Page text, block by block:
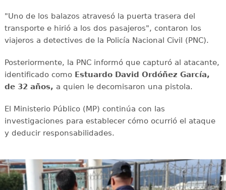
"Uno de los balazos atravesó la puerta trasera del
transporte e hirió a los dos pasajeros", contaron los
viajeros a detectives de la Policía Nacional Civil (PNC).
Posteriormente, la PNC informó que capturó al atacante,
identificado como Estuardo David Ordóñez García,
de 32 años, a quien le decomisaron una pistola.
El Ministerio Público (MP) continúa con las
investigaciones para establecer cómo ocurrió el ataque
y deducir responsabilidades.